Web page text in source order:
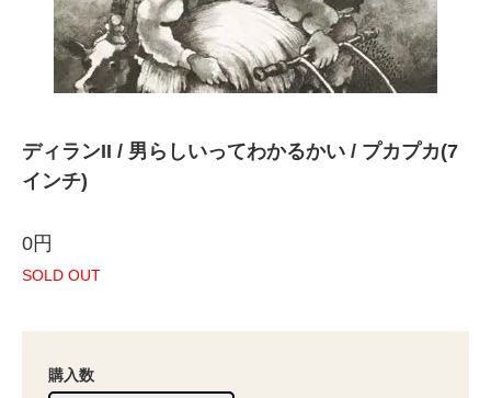
ディランII / 男らしいってわかるかい / プカプカ(7
インチ)
0円
SOLD OUT
購入数